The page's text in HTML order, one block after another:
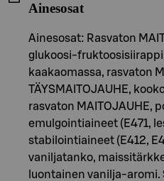
Ainesosat
Ainesosat: Rasvaton
glukoosi-
kaakaomassa, rasvaton
TÄYSMAITOJAUHE,
rasvaton MAITOJAUHE,
emulgointiaineet (E471,
stabilointiaineet (E412,
vaniljatanko,
luontainen vanilja-aromi.